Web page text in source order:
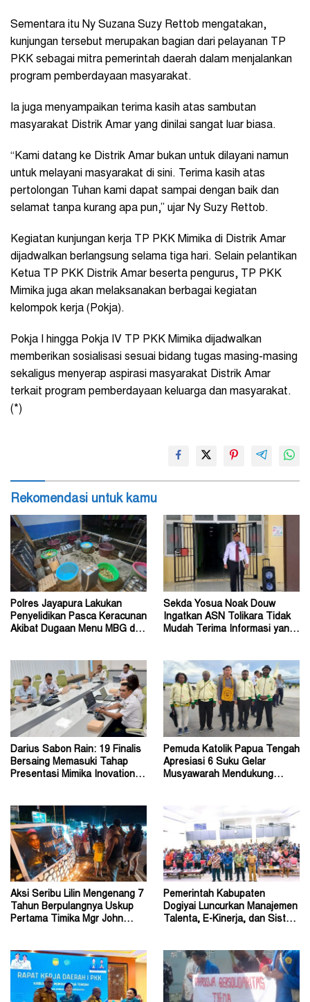
Sementara itu Ny Suzana Suzy Rettob mengatakan,
kunjungan tersebut merupakan bagian dari pelayanan TP
PKK sebagai mitra pemerintah daerah dalam menjalankan
program pemberdayaan masyarakat.
Ia juga menyampaikan terima kasih atas sambutan
masyarakat Distrik Amar yang dinilai sangat luar biasa.
“Kami datang ke Distrik Amar bukan untuk dilayani namun
untuk melayani masyarakat di sini. Terima kasih atas
pertolongan Tuhan kami dapat sampai dengan baik dan
selamat tanpa kurang apa pun,” ujar Ny Suzy Rettob.
Kegiatan kunjungan kerja TP PKK Mimika di Distrik Amar
dijadwalkan berlangsung selama tiga hari. Selain pelantikan
Ketua TP PKK Distrik Amar beserta pengurus, TP PKK
Mimika juga akan melaksanakan berbagai kegiatan
kelompok kerja (Pokja).
Pokja I hingga Pokja IV TP PKK Mimika dijadwalkan
memberikan sosialisasi sesuai bidang tugas masing-masing
sekaligus menyerap aspirasi masyarakat Distrik Amar
terkait program pemberdayaan keluarga dan masyarakat.
(*)
Rekomendasi untuk kamu
Polres Jayapura Lakukan
Penyelidikan Pasca Keracunan
Akibat Dugaan Menu MBG di
Sekda Yosua Noak Douw
Ingatkan ASN Tolikara Tidak
Mudah Terima Informasi yang
Darius Sabon Rain: 19 Finalis
Bersaing Memasuki Tahap
Presentasi Mimika Inovation
Pemuda Katolik Papua Tengah
Apresiasi 6 Suku Gelar
Musyawarah Mendukung
Aksi Seribu Lilin Mengenang 7
Tahun Berpulangnya Uskup
Pertama Timika Mgr John
Pemerintah Kabupaten
Dogiyai Luncurkan Manajemen
Talenta, E-Kinerja, dan Sistem